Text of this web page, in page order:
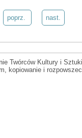
poprz. nast.
Twórców Kultury i
kopiowanie i